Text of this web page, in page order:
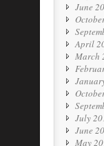
June
April
March
July
June
May